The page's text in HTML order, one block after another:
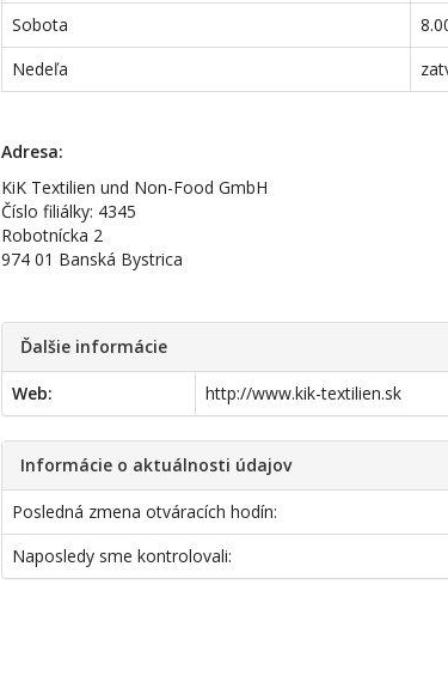
Sobota
Nedeľa
Adresa:
KiK Textilien und Non-Food GmbH
Číslo filiálky: 4345
Robotnícka 2
974 01 Banská Bystrica
Ďalšie informácie
Web: http://www.kik-textilien.sk
Informácie o aktuálnosti údajov
Posledná zmena otváracích hodín:
Naposledy sme kontrolovali: